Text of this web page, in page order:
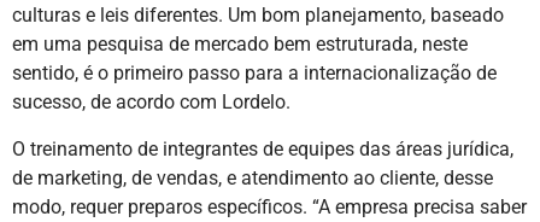
culturas e leis diferentes. Um bom planejamento, baseado
em uma pesquisa de mercado bem estruturada, neste
sentido, é o primeiro passo para a internacionalização de
sucesso, de acordo com Lordelo.
O treinamento de integrantes de equipes das áreas jurídica,
de marketing, de vendas, e atendimento ao cliente, desse
modo, requer preparos específicos. “A empresa precisa saber